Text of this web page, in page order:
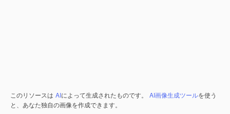
このリソースは AIによって生成されたものです。 AI画像生成ツールを使う
と、あなた独自の画像を作成できます。